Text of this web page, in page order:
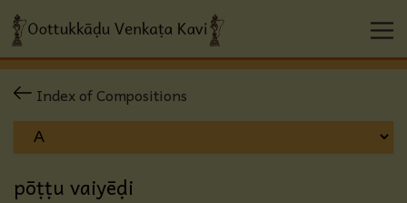
Index of Compositions
pōṭṭu vaiyēḍi